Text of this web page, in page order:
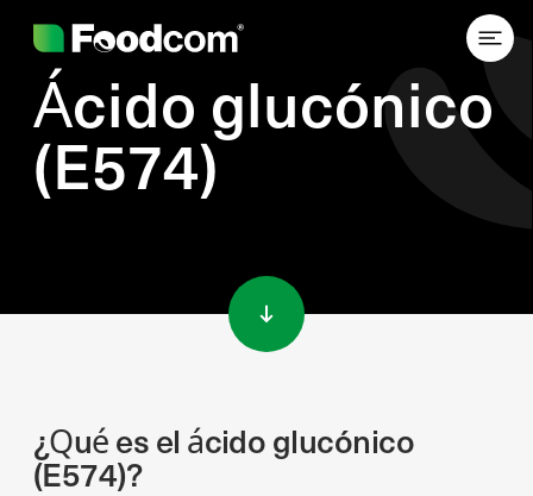
Ácido glucónico
(E574)
¿Qué es el ácido glucónico
(E574)?